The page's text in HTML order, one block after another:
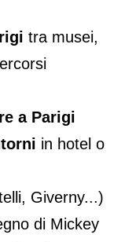
tra musei,
a Parigi
in hotel o
Giverny...)
di Mickey